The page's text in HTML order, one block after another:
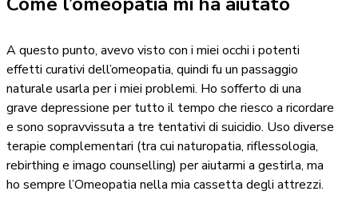
A questo punto, avevo visto con i miei occhi i potenti
effetti curativi dell’omeopatia, quindi fu un passaggio
naturale usarla per i miei problemi. Ho sofferto di una
grave depressione per tutto il tempo che riesco a ricordare
e sono sopravvissuta a tre tentativi di suicidio. Uso diverse
terapie complementari (tra cui naturopatia, riflessologia,
rebirthing e imago counselling) per aiutarmi a gestirla, ma
ho sempre l’Omeopatia nella mia cassetta degli attrezzi.